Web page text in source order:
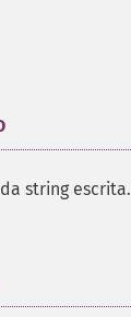
string escrita.